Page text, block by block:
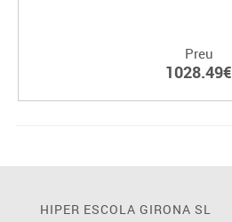
Preu
1028.49€
HIPER ESCOLA GIRONA SL